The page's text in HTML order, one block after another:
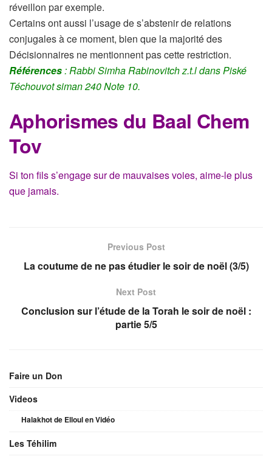
réveillon par exemple.
Certains ont aussi l’usage de s’abstenir de relations
conjugales à ce moment, bien que la majorité des
Décisionnaires ne mentionnent pas cette restriction.
Références: Rabbi Simha Rabinovitch z.t.l dans Piské
Téchouvot siman 240 Note 10.
Aphorismes du Baal Chem
Tov
Si ton fils s’engage sur de mauvaises voies, aime-le plus
que jamais.
Previous Post
La coutume de ne pas étudier le soir de noël (3/5)
Next Post
Conclusion sur l’étude de la Torah le soir de noël :
partie 5/5
Faire un Don
Videos
Halakhot de Elloul en Vidéo
Les Téhilim